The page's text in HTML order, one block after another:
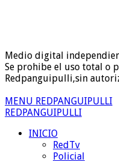
Medio digital
Se prohibe el uso total o
Redpanguipulli,sin
MENU REDPANGUIPULLI
REDPANGUIPULLI
INICIO
RedTv
Policial